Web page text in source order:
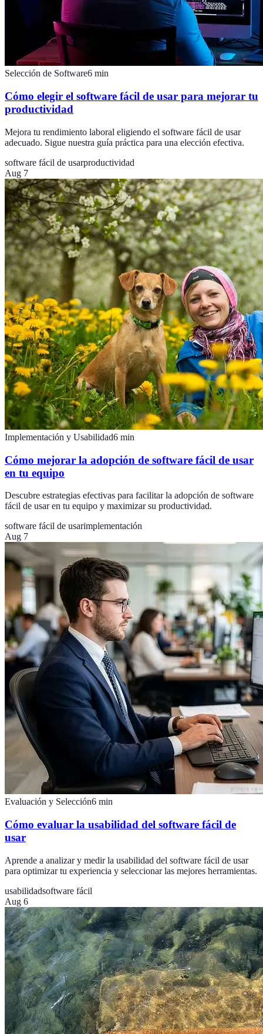
Selección de Software6 min
Cómo elegir el software fácil de usar para mejorar tu
productividad
Mejora tu rendimiento laboral eligiendo el software fácil de usar
adecuado. Sigue nuestra guía práctica para una elección efectiva.
software fácil de usarproductividad
Aug 7
Implementación y Usabilidad6 min
Cómo mejorar la adopción de software fácil de usar
en tu equipo
Descubre estrategias efectivas para facilitar la adopción de software
fácil de usar en tu equipo y maximizar su productividad.
software fácil de usarimplementación
Aug 7
Evaluación y Selección6 min
Cómo evaluar la usabilidad del software fácil de
usar
Aprende a analizar y medir la usabilidad del software fácil de usar
para optimizar tu experiencia y seleccionar las mejores herramientas.
usabilidadsoftware fácil
Aug 6